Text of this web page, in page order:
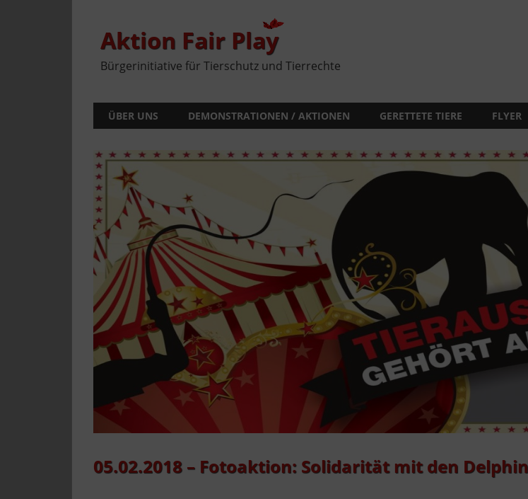
springenAktion Fair Play
Bürgerinitiative für Tierschutz und Tierrechte
ÜBER UNS DEMONSTRATIONEN / AKTIONEN GERETTETE TIERE FLYER
05.02.2018 – Fotoaktion: Solidarität mit den